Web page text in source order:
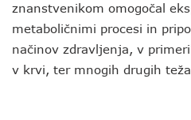
znanstvenikom omogočal
metaboličnimi procesi in
načinov zdravljenja, v
v krvi, ter mnogih drugih